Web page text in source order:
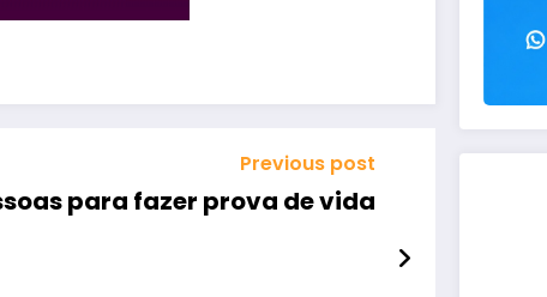
Previous post
para fazer prova de vida